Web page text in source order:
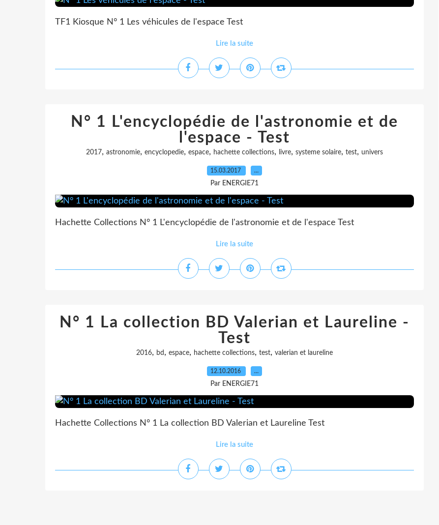
TF1 Kiosque N° 1 Les véhicules de l'espace Test
Lire la suite
N° 1 L'encyclopédie de l'astronomie et de
l'espace - Test
2017, astronomie, encyclopedie, espace, hachette collections, livre, systeme solaire, test, univers
15.03.2017 …
Par ENERGIE71
Hachette Collections N° 1 L'encyclopédie de l'astronomie et de l'espace Test
Lire la suite
N° 1 La collection BD Valerian et Laureline -
Test
2016, bd , espace, hachette collections, test, valerian et laureline
12.10.2016 …
Par ENERGIE71
Hachette Collections N° 1 La collection BD Valerian et Laureline Test
Lire la suite